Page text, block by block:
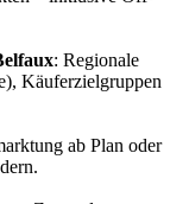
: Regionale
Käuferzielgruppen
ab Plan oder